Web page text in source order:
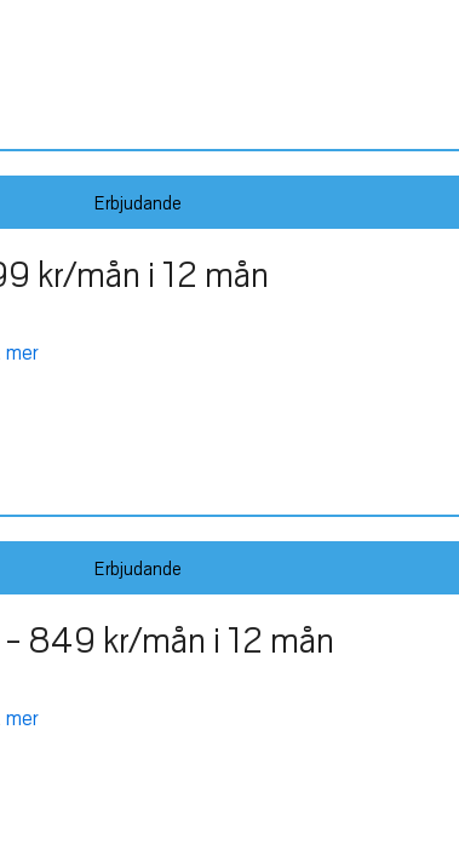
Erbjudande
kr/mån i 12 mån
mer
Erbjudande
849 kr/mån i 12 mån
mer